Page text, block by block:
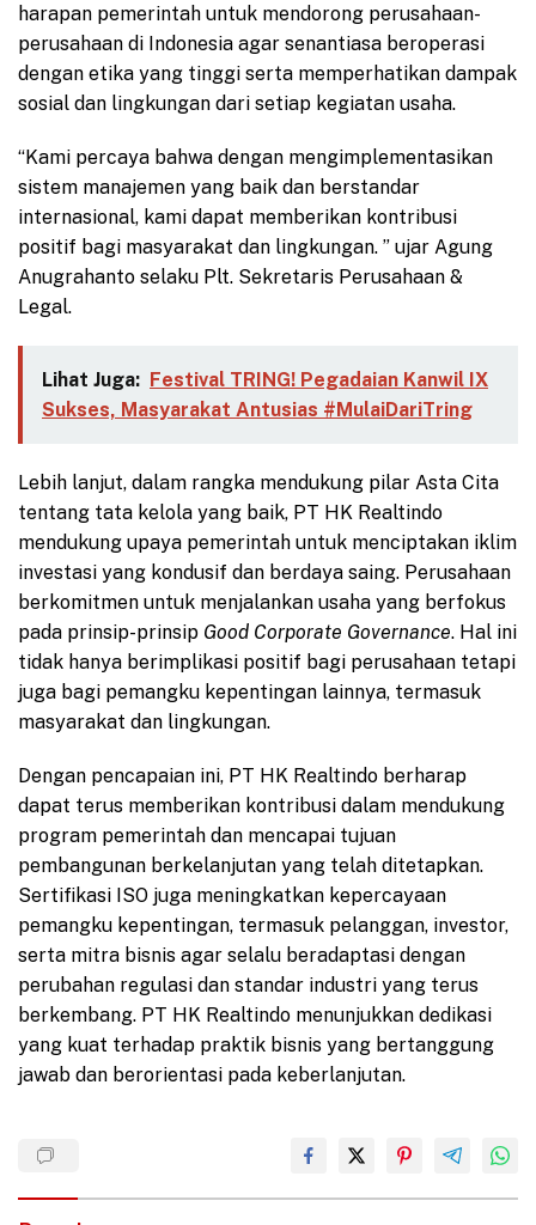
harapan pemerintah untuk mendorong perusahaan-
perusahaan di Indonesia agar senantiasa beroperasi
dengan etika yang tinggi serta memperhatikan dampak
sosial dan lingkungan dari setiap kegiatan usaha.
“Kami percaya bahwa dengan mengimplementasikan
sistem manajemen yang baik dan berstandar
internasional, kami dapat memberikan kontribusi
positif bagi masyarakat dan lingkungan. ” ujar Agung
Anugrahanto selaku Plt. Sekretaris Perusahaan &
Legal.
Lihat Juga: Festival TRING! Pegadaian Kanwil IX
Sukses, Masyarakat Antusias #MulaiDariTring
Lebih lanjut, dalam rangka mendukung pilar Asta Cita
tentang tata kelola yang baik, PT HK Realtindo
mendukung upaya pemerintah untuk menciptakan iklim
investasi yang kondusif dan berdaya saing. Perusahaan
berkomitmen untuk menjalankan usaha yang berfokus
pada prinsip-prinsip Good Corporate Governance. Hal ini
tidak hanya berimplikasi positif bagi perusahaan tetapi
juga bagi pemangku kepentingan lainnya, termasuk
masyarakat dan lingkungan.
Dengan pencapaian ini, PT HK Realtindo berharap
dapat terus memberikan kontribusi dalam mendukung
program pemerintah dan mencapai tujuan
pembangunan berkelanjutan yang telah ditetapkan.
Sertifikasi ISO juga meningkatkan kepercayaan
pemangku kepentingan, termasuk pelanggan, investor,
serta mitra bisnis agar selalu beradaptasi dengan
perubahan regulasi dan standar industri yang terus
berkembang. PT HK Realtindo menunjukkan dedikasi
yang kuat terhadap praktik bisnis yang bertanggung
jawab dan berorientasi pada keberlanjutan.